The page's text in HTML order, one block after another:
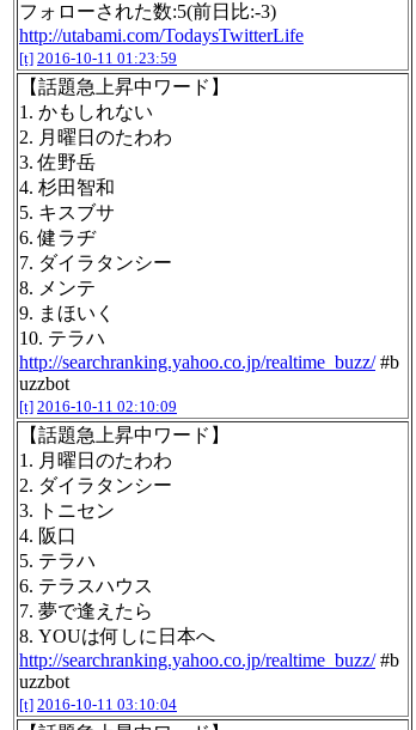
フォローされた数:5(前日比:-3)
http://utabami.com/TodaysTwitterLife
[t] 2016-10-11 01:23:59
【話題急上昇中ワード】
1. かもしれない
2. 月曜日のたわわ
3. 佐野岳
4. 杉田智和
5. キスブサ
6. 健ラヂ
7. ダイラタンシー
8. メンテ
9. まほいく
10. テラハ
http://searchranking.yahoo.co.jp/realtime_buzz/#b
uzzbot
[t] 2016-10-11 02:10:09
【話題急上昇中ワード】
1. 月曜日のたわわ
2. ダイラタンシー
3. トニセン
4. 阪口
5. テラハ
6. テラスハウス
7. 夢で逢えたら
8. YOUは何しに日本へ
http://searchranking.yahoo.co.jp/realtime_buzz/#b
uzzbot
[t] 2016-10-11 03:10:04